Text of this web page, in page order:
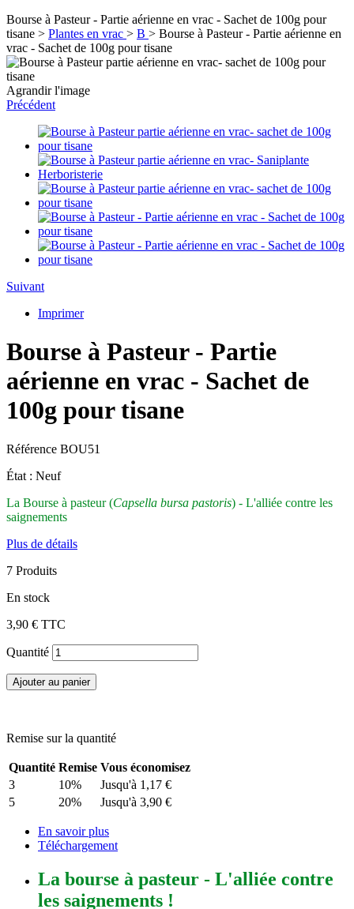
Bourse à Pasteur - Partie aérienne en vrac - Sachet de 100g pour
tisane > Plantes en vrac > B > Bourse à Pasteur - Partie aérienne en
vrac - Sachet de 100g pour tisane
Agrandir l'image
Précédent
Suivant
Imprimer
Bourse à Pasteur - Partie
aérienne en vrac - Sachet de
100g pour tisane
Référence BOU51
État : Neuf
La Bourse à pasteur (Capsella bursa pastoris) - L'alliée contre les
saignements
Plus de détails
7 Produits
En stock
3,90 € TTC
Quantité
Ajouter au panier
Remise sur la quantité
Quantité Remise Vous économisez
3
10% Jusqu'à 1,17 €
5
20% Jusqu'à 3,90 €
En savoir plus
Téléchargement
La bourse à pasteur - L'alliée contre
les saignements !